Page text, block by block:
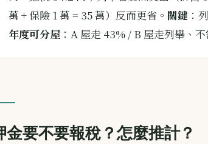
萬 + 保險 1 萬 = 35 萬）反而更省。 關鍵 ：
年度可分屋 ：A 屋走 43% / B 屋走列舉、
金要不要報稅？怎麼推計？